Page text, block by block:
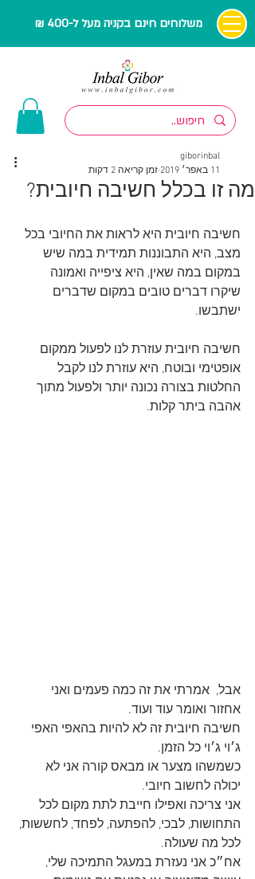
משלוחים חינם בקניה מעל ל-400 ₪
מה זו בכלל חשיבה חיובית?
giborinbal
11 באפר׳ 2019
זמן קריאה 2 דקות
חשיבה חיובית היא לראות את החיובי בכל
מצב, היא התבוננות תמידית במה שיש
במקום במה שאין, היא ציפייה ואמונה
שיקרו דברים טובים במקום שדברים
ישתבשו.
חשיבה חיובית עוזרת לנו לפעול ממקום
אופטימי ובוטח, היא עוזרת לנו לקבל
החלטות בצורה נכונה יותר ולפעול מתוך
אהבה ביתר קלות.
אבל,  אמרתי את זה כמה פעמים ואני
אחזור ואומר עוד ועוד.
חשיבה חיובית זה לא להיות בהאפי האפי
ג׳וי ג׳וי כל הזמן.
כשמשהו מצער או מבאס קורה אני לא
יכולה לחשוב חיובי.
אני צריכה ואפילו חייבת לתת מקום לכל
התחושות, לבכי, להפתעה, לפחד, לחששות,
לכל מה שעולה.
אח״כ אני נעזרת במעגל התמיכה שלי,